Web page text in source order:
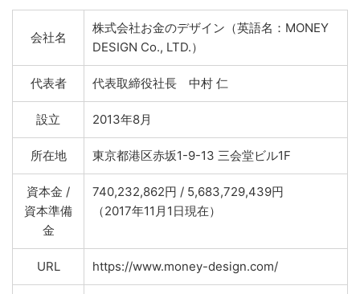
会社名
株式会社お金のデザイン（英語名：MONEY
DESIGN Co., LTD.）
代表者 代表取締役社長 中村 仁
設立 2013年8月
所在地 東京都港区赤坂1-9-13 三会堂ビル1F
資本金 /
資本準備
金
740,232,862円 / 5,683,729,439円
（2017年11月1日現在）
URL https://www.money-design.com/